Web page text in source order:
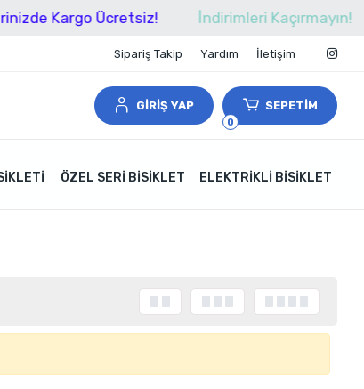
Kargo Ücretsiz! İndirimleri Kaçırmayın!
Sipariş Takip Yardım İletişim
GİRİŞ YAP
0
SEPETİM
ÖZEL SERI BISIKLET ELEKTRIKLI BISIKLET